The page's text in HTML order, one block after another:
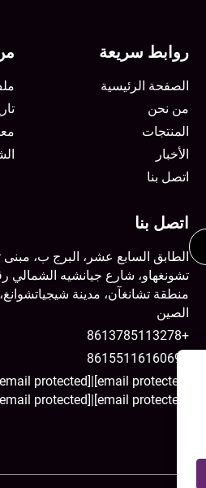
روابط سريعة
الصفحة الرئيسية
من نحن
المنتجات
الأخبار
اتصل بنا
اتصل بنا
الطابق السابع عشر، البرج ب،
الصين
+8613785113278
[email protected]
[email protected]